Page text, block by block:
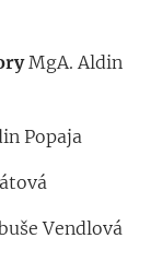
MgA. Aldin
Popaja
Vendlová